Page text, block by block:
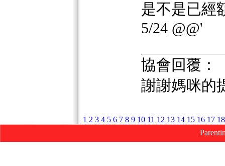
是不是已經
5/24 @@'
協會回覆：
謝謝媽咪的
1 2 3 4 5 6 7 8 9 10 11 12 13 14 15 16 17 18